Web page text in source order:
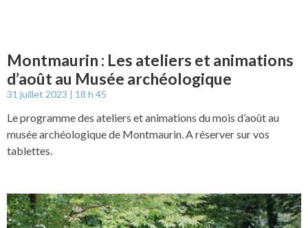
Montmaurin : Les ateliers et animations
d’août au Musée archéologique
31 juillet 2023 18 h 45
Le programme des ateliers et animations du mois d’août au
musée archéologique de Montmaurin. A réserver sur vos
tablettes.